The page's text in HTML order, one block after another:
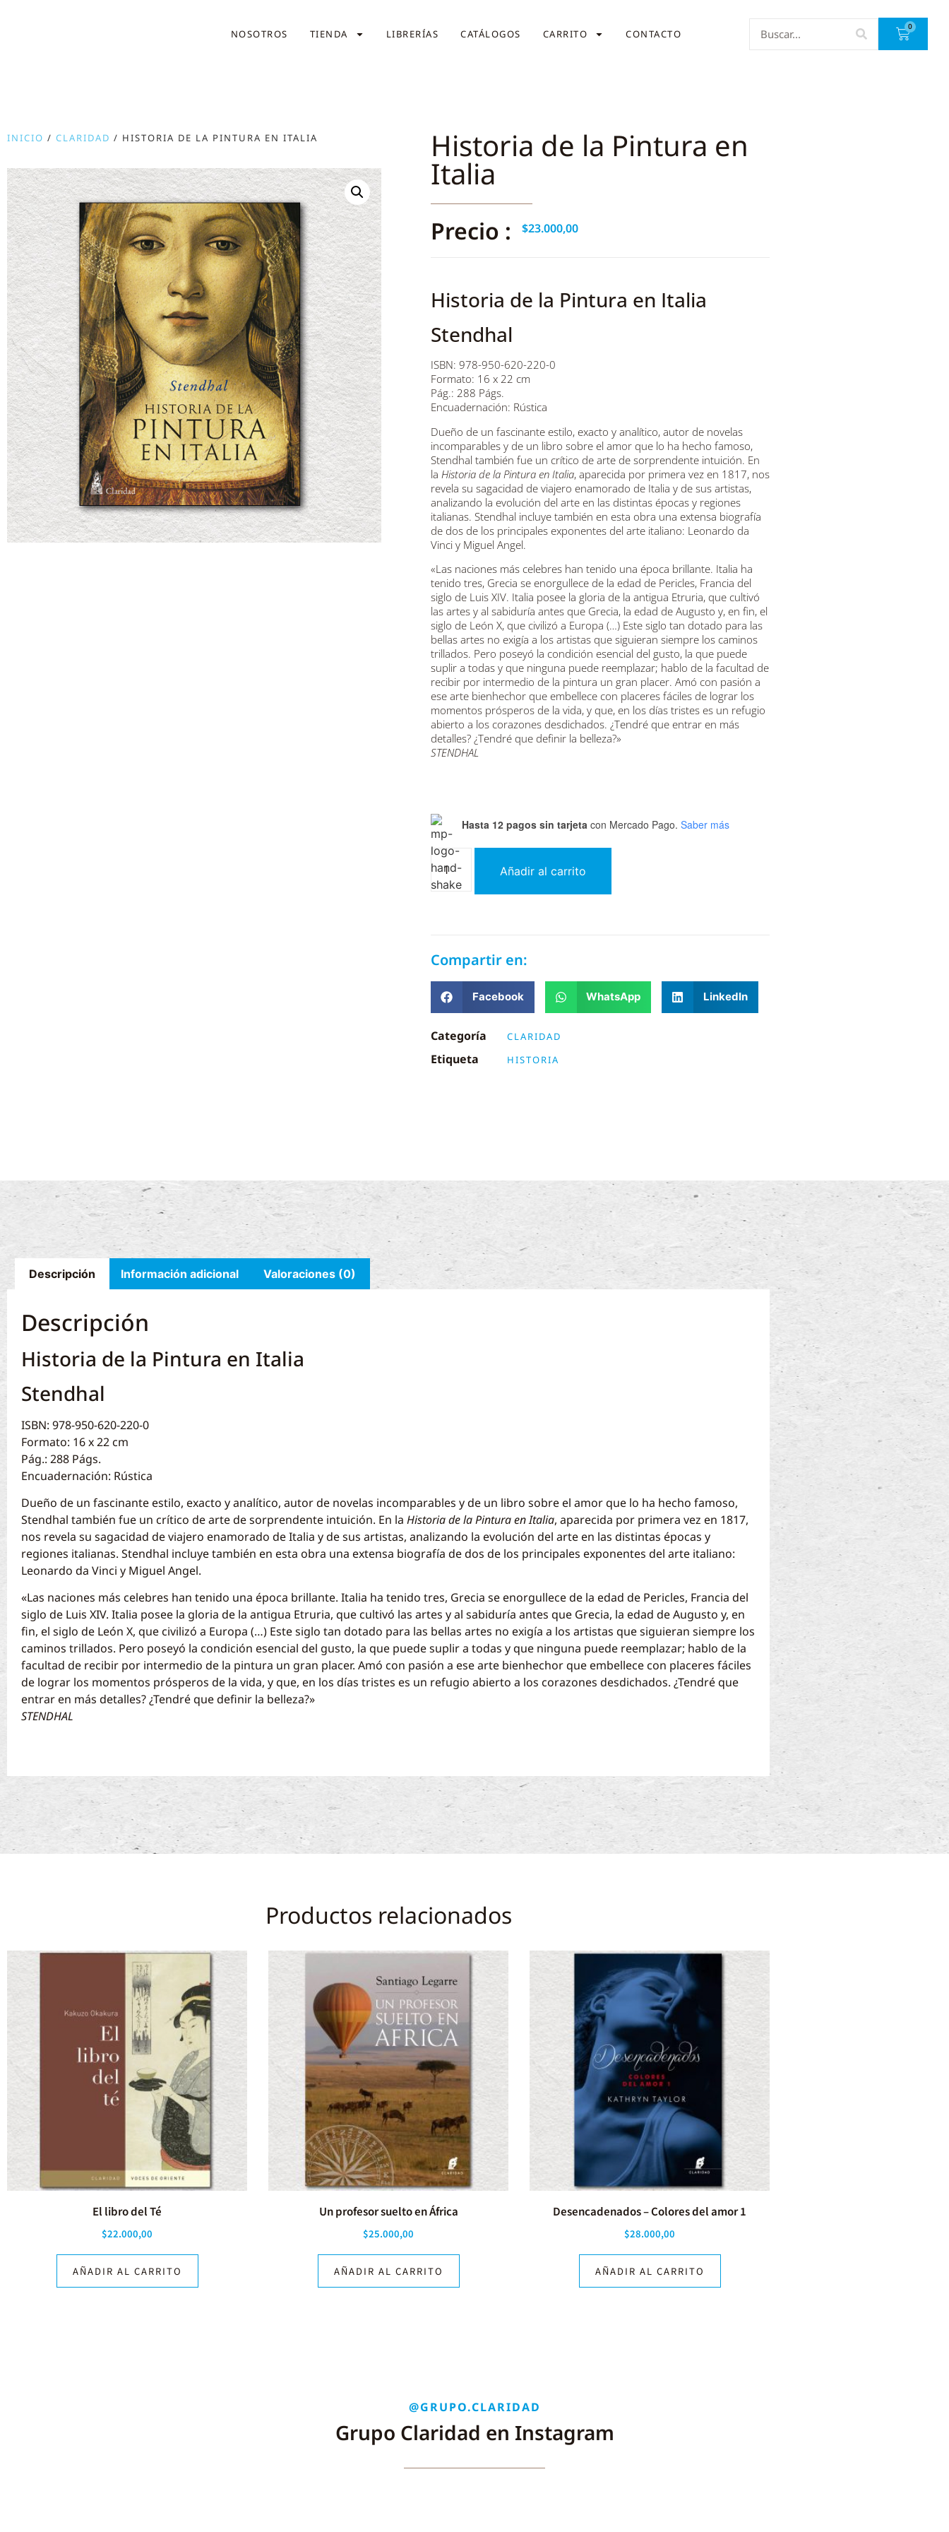
NOSOTROS TIENDA LIBRERÍAS CATÁLOGOS CARRITO CONTACTO
0
INICIO / CLARIDAD / HISTORIA DE LA PINTURA EN ITALIA Historia de la Pintura en
Italia
Precio : $23.000,00
Historia de la Pintura en Italia
Stendhal
ISBN: 978-950-620-220-0
Formato: 16 x 22 cm
Pág.: 288 Págs.
Encuadernación: Rústica
Dueño de un fascinante estilo, exacto y analítico, autor de novelas
incomparables y de un libro sobre el amor que lo ha hecho famoso,
Stendhal también fue un crítico de arte de sorprendente intuición. En
la Historia de la Pintura en Italia, aparecida por primera vez en 1817, nos
revela su sagacidad de viajero enamorado de Italia y de sus artistas,
analizando la evolución del arte en las distintas épocas y regiones
italianas. Stendhal incluye también en esta obra una extensa biografía
de dos de los principales exponentes del arte italiano: Leonardo da
Vinci y Miguel Angel.
«Las naciones más celebres han tenido una época brillante. Italia ha
tenido tres, Grecia se enorgullece de la edad de Pericles, Francia del
siglo de Luis XIV. Italia posee la gloria de la antigua Etruria, que cultivó
las artes y al sabiduría antes que Grecia, la edad de Augusto y, en fin, el
siglo de León X, que civilizó a Europa (…) Este siglo tan dotado para las
bellas artes no exigía a los artistas que siguieran siempre los caminos
trillados. Pero poseyó la condición esencial del gusto, la que puede
suplir a todas y que ninguna puede reemplazar; hablo de la facultad de
recibir por intermedio de la pintura un gran placer. Amó con pasión a
ese arte bienhechor que embellece con placeres fáciles de lograr los
momentos prósperos de la vida, y que, en los días tristes es un refugio
abierto a los corazones desdichados. ¿Tendré que entrar en más
detalles? ¿Tendré que definir la belleza?»
STENDHAL
Hasta 12 pagos sin tarjeta con Mercado Pago. Saber más
Añadir al carrito
Compartir en:
Facebook WhatsApp LinkedIn
Categoría CLARIDAD
Etiqueta HISTORIA
Descripción Información adicional Valoraciones (0)
Descripción
Historia de la Pintura en Italia
Stendhal
ISBN: 978-950-620-220-0
Formato: 16 x 22 cm
Pág.: 288 Págs.
Encuadernación: Rústica
Dueño de un fascinante estilo, exacto y analítico, autor de novelas incomparables y de un libro sobre el amor que lo ha hecho famoso,
Stendhal también fue un crítico de arte de sorprendente intuición. En la Historia de la Pintura en Italia, aparecida por primera vez en 1817,
nos revela su sagacidad de viajero enamorado de Italia y de sus artistas, analizando la evolución del arte en las distintas épocas y
regiones italianas. Stendhal incluye también en esta obra una extensa biografía de dos de los principales exponentes del arte italiano:
Leonardo da Vinci y Miguel Angel.
«Las naciones más celebres han tenido una época brillante. Italia ha tenido tres, Grecia se enorgullece de la edad de Pericles, Francia del
siglo de Luis XIV. Italia posee la gloria de la antigua Etruria, que cultivó las artes y al sabiduría antes que Grecia, la edad de Augusto y, en
fin, el siglo de León X, que civilizó a Europa (…) Este siglo tan dotado para las bellas artes no exigía a los artistas que siguieran siempre los
caminos trillados. Pero poseyó la condición esencial del gusto, la que puede suplir a todas y que ninguna puede reemplazar; hablo de la
facultad de recibir por intermedio de la pintura un gran placer. Amó con pasión a ese arte bienhechor que embellece con placeres fáciles
de lograr los momentos prósperos de la vida, y que, en los días tristes es un refugio abierto a los corazones desdichados. ¿Tendré que
entrar en más detalles? ¿Tendré que definir la belleza?»
STENDHAL
Productos relacionados
El libro del Té
$22.000,00
AÑADIR AL CARRITO
Un profesor suelto en África
$25.000,00
AÑADIR AL CARRITO
Desencadenados – Colores del amor 1
$28.000,00
AÑADIR AL CARRITO
@GRUPO.CLARIDAD
Grupo Claridad en Instagram